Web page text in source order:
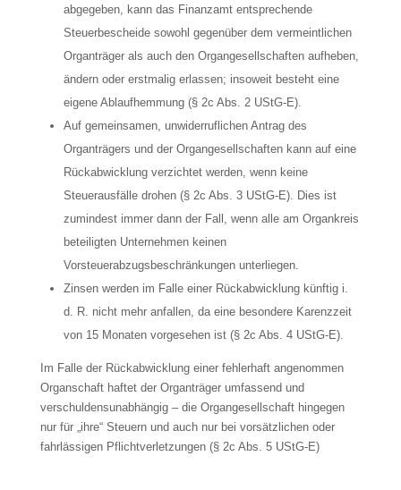
abgegeben, kann das Finanzamt entsprechende
Steuerbescheide sowohl gegenüber dem vermeintlichen
Organträger als auch den Organgesellschaften aufheben,
ändern oder erstmalig erlassen; insoweit besteht eine
eigene Ablaufhemmung (§ 2c Abs. 2 UStG-E).
Auf gemeinsamen, unwiderruflichen Antrag des
Organträgers und der Organgesellschaften kann auf eine
Rückabwicklung verzichtet werden, wenn keine
Steuerausfälle drohen (§ 2c Abs. 3 UStG-E). Dies ist
zumindest immer dann der Fall, wenn alle am Organkreis
beteiligten Unternehmen keinen
Vorsteuerabzugsbeschränkungen unterliegen.
Zinsen werden im Falle einer Rückabwicklung künftig i.
d. R. nicht mehr anfallen, da eine besondere Karenzzeit
von 15 Monaten vorgesehen ist (§ 2c Abs. 4 UStG-E).
Im Falle der Rückabwicklung einer fehlerhaft angenommen
Organschaft haftet der Organträger umfassend und
verschuldensunabhängig – die Organgesellschaft hingegen
nur für „ihre“ Steuern und auch nur bei vorsätzlichen oder
fahrlässigen Pflichtverletzungen (§ 2c Abs. 5 UStG-E)